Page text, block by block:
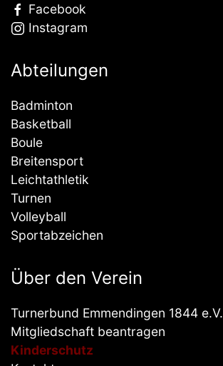
Facebook
Instagram
Abteilungen
Badminton
Basketball
Boule
Breitensport
Leichtathletik
Turnen
Volleyball
Sportabzeichen
Über den Verein
Turnerbund Emmendingen 1844 e.V.
Mitgliedschaft beantragen
Kinderschutz